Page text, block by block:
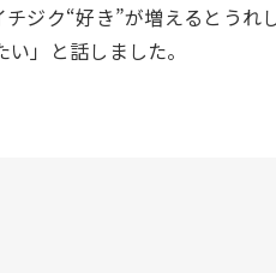
ジク“好き”が増えるとうれ
」と話しました。